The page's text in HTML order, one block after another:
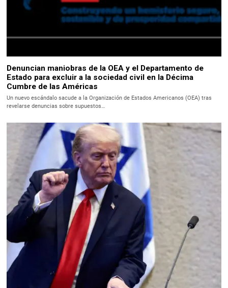
Denuncian maniobras de la OEA y el Departamento de
Estado para excluir a la sociedad civil en la Décima
Cumbre de las Américas
Un nuevo escándalo sacude a la Organización de Estados Americanos (OEA) tras
revelarse denuncias sobre supuestos…